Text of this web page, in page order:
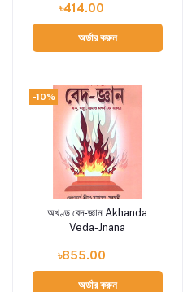
৳414.00
অর্ডার করুন
-10%
Add to cart
অখণ্ড বেদ-জ্ঞান Akhanda
Veda-Jnana
৳855.00
অর্ডার করুন